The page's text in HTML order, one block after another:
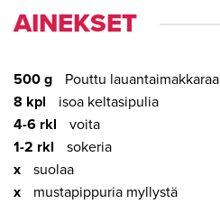
AI­NEK­SET
500 g Pouttu lauantaimakkaraa
8 kpl isoa keltasipulia
4-6 rkl voita
1-2 rkl sokeria
x suolaa
x mustapippuria myllystä